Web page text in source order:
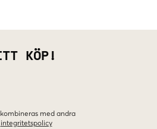
KÖP!
med andra
integritetspolicy